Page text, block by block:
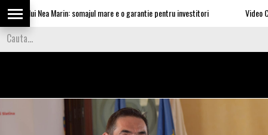
lui Nea Marin: somajul mare e o garantie pentru investitori Video Cea